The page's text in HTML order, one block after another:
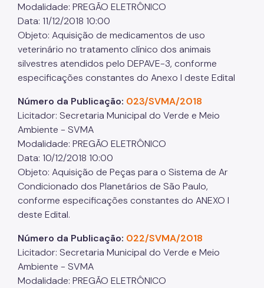
Modalidade: PREGÃO ELETRÔNICO
Data: 11/12/2018 10:00
Objeto: Aquisição de medicamentos de uso
veterinário no tratamento clínico dos animais
silvestres atendidos pelo DEPAVE-3, conforme
especificações constantes do Anexo I deste Edital
Número da Publicação: 023/SVMA/2018
Licitador: Secretaria Municipal do Verde e Meio
Ambiente - SVMA
Modalidade: PREGÃO ELETRÔNICO
Data: 10/12/2018 10:00
Objeto: Aquisição de Peças para o Sistema de Ar
Condicionado dos Planetários de São Paulo,
conforme especificações constantes do ANEXO I
deste Edital.
Número da Publicação: 022/SVMA/2018
Licitador: Secretaria Municipal do Verde e Meio
Ambiente - SVMA
Modalidade: PREGÃO ELETRÔNICO